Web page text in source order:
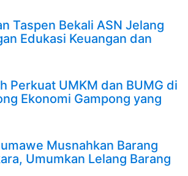
Taspen Bekali ASN Jelang
Edukasi Keuangan dan
Perkuat UMKM dan BUMG di
Ekonomi Gampong yang
Musnahkan Barang
Umumkan Lelang Barang